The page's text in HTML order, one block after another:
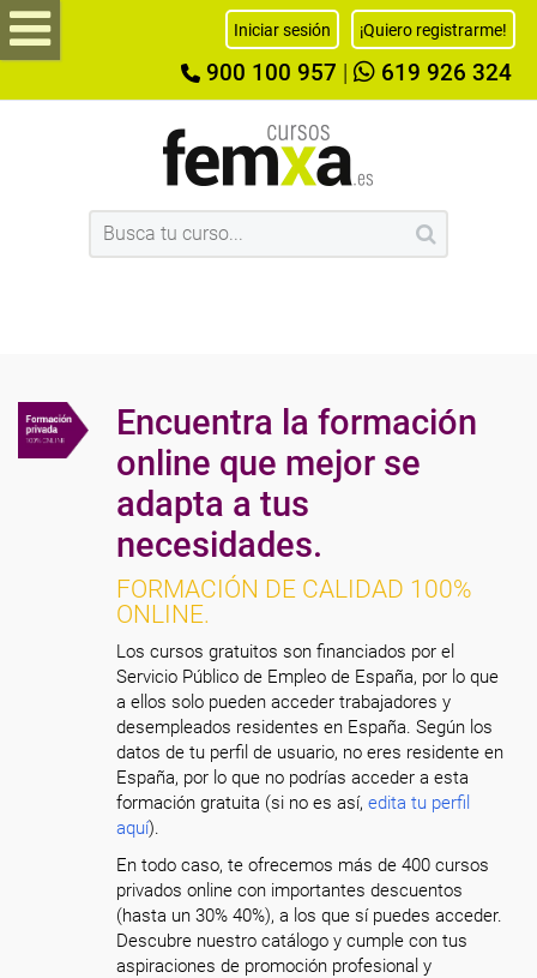
Iniciar sesión ¡Quiero registrarme!
900 100 957 619 926 324
Encuentra la formación
online que mejor se
adapta a tus
necesidades.
FORMACIÓN DE CALIDAD 100%
ONLINE.
Los cursos gratuitos son financiados por el
Servicio Público de Empleo de España, por lo que
a ellos solo pueden acceder trabajadores y
desempleados residentes en España. Según los
datos de tu perfil de usuario, no eres residente en
España, por lo que no podrías acceder a esta
formación gratuita (si no es así,edita tu perfil
aquí).
En todo caso, te ofrecemos más de 400 cursos
privados online con importantes descuentos
(hasta un 30% 40%), a los que sí puedes acceder.
Descubre nuestro catálogo y cumple con tus
aspiraciones de promoción profesional y